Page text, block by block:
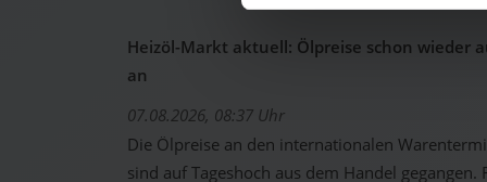
Heizöl-Markt aktuell: Ölpreise schon wieder
an
07.08.2026, 08:37 Uhr
Die Ölpreise an den internationalen
sind auf Tageshoch aus dem Handel